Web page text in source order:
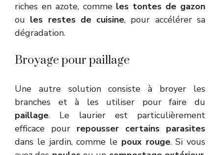
riches en azote, comme les tontes de gazon
ou les restes de cuisine, pour accélérer sa
dégradation.
Broyage pour paillage
Une autre solution consiste à broyer les
branches et à les utiliser pour faire du
paillage. Le laurier est particulièrement
efficace pour repousser certains parasites
dans le jardin, comme le poux rouge. Si vous